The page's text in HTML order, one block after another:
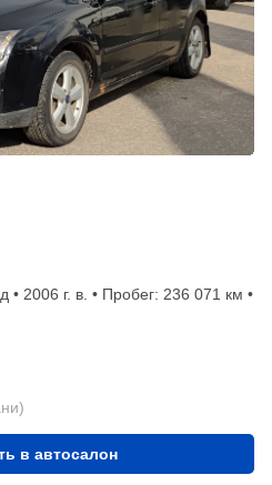
2006 г. в. • Пробег: 236 071 км •
в автосалон